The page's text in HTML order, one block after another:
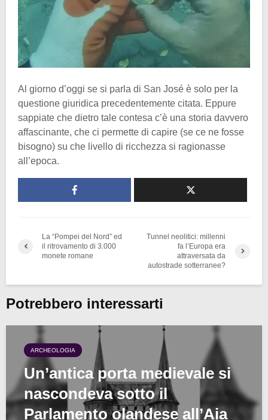
Al giorno d’oggi se si parla di San José è solo per la
questione giuridica precedentemente citata. Eppure
sappiate che dietro tale contesa c’è una storia davvero
affascinante, che ci permette di capire (se ce ne fosse
bisogno) su che livello di ricchezza si ragionasse
all’epoca.
La “Pompei del Nord” ed
il ritrovamento di 3.000
monete romane
Tunnel neolitici: millenni
fa l’Europa era
attraversata da
autostrade sotterranee?
Potrebbero interessarti
ARCHEOLOGIA
Un’antica porta medievale si
nascondeva sotto il
Parlamento olandese all’Aia